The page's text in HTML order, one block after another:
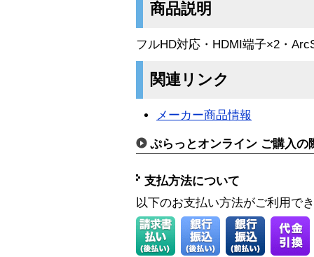
商品説明
フルHD対応・HDMI端子×2・
関連リンク
メーカー商品情報
ぷらっとオンライン ご購入の
支払方法について
以下のお支払い方法がご利用で